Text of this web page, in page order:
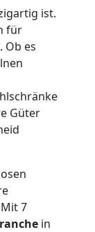
ist.
für
Ob es
Güter
7
in